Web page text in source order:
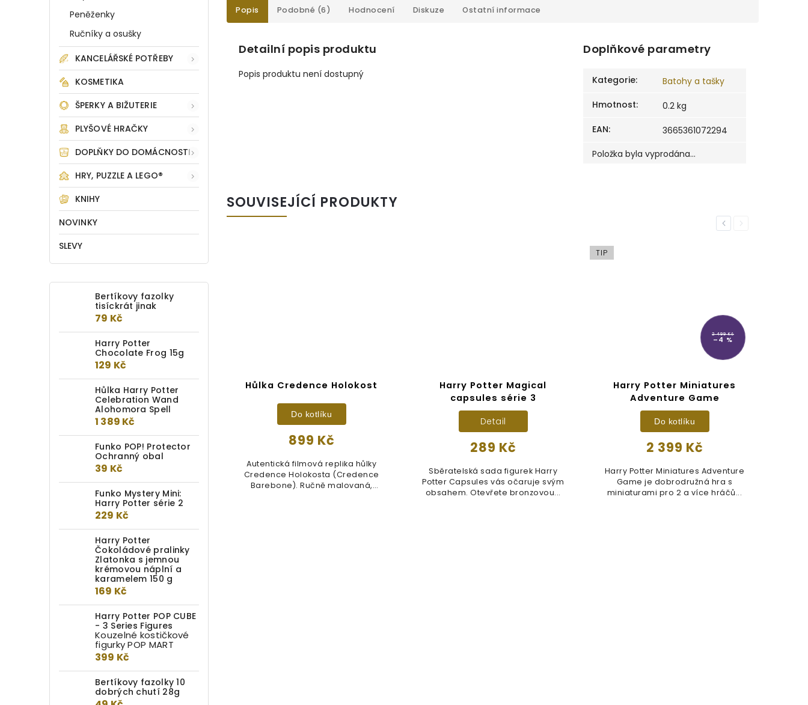
Peněženky
Ručníky a osušky
KANCELÁŘSKÉ POTŘEBY
KOSMETIKA
ŠPERKY A BIŽUTERIE
PLYŠOVÉ HRAČKY
DOPLŇKY DO DOMÁCNOSTI
HRY, PUZZLE A LEGO®
KNIHY
NOVINKY
SLEVY
Bertíkovy fazolky
tisíckrát jinak
79 Kč
Harry Potter
Chocolate Frog 15g
129 Kč
Hůlka Harry Potter
Celebration Wand
Alohomora Spell
1 389 Kč
Funko POP! Protector
Ochranný obal
39 Kč
Funko Mystery Mini:
Harry Potter série 2
229 Kč
Harry Potter
Čokoládové pralinky
Zlatonka s jemnou
krémovou náplní a
karamelem 150 g
169 Kč
Harry Potter POP CUBE
- 3 Series Figures
Kouzelné kostičkové
figurky POP MART
399 Kč
Bertíkovy fazolky 10
dobrých chutí 28g
Popis Podobné (6) Hodnocení Diskuze Ostatní informace
Detailní popis produktu
Popis produktu není dostupný
Doplňkové parametry
Kategorie:
Batohy a tašky
Hmotnost:
0.2 kg
EAN:
3665361072294
Položka byla vyprodána…
SOUVISEJÍCÍ PRODUKTY
Previous
Ohebný Větvík
249 Kč
Detail
Toto rozkošné stvoření je
dokonalým společníkem pro
všechna vaše fantastická
dobrodružství....
Hůlka Credence Holokost
899 Kč
Do kotlíku
Autentická filmová replika hůlky
Credence Holokosta (Credence
Barebone). Ručně malovaná,
Harry Potter Magical
capsules série 3
289 Kč
Detail
Sběratelská sada figurek Harry
Potter Capsules vás očaruje svým
obsahem. Otevřete bronzovou...
TIP
2 499 Kč
–4 %
Harry Potter Miniatures
Adventure Game
2 399 Kč
Do kotlíku
Harry Potter Miniatures Adventure
Game je dobrodružná hra s
miniaturami pro 2 a více hráčů...
Next